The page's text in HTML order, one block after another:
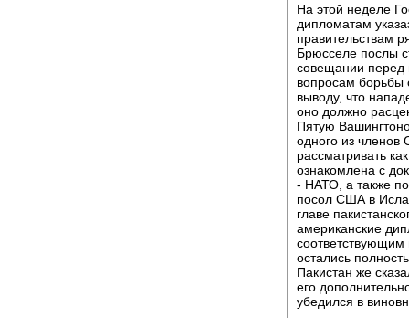
На этой неделе
дипломатам
правительствам
Брюсселе послы
совещании перед
вопросам борьбы
выводу, что
оно должно
Пятую
одного из членов
рассматривать
ознакомлена с
- НАТО, а также
посол США в
главе
американские
соответствующим
остались
Пакистан же
его
убедился в